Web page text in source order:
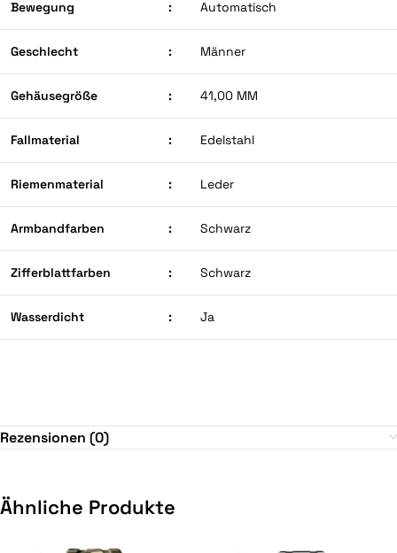
Bewegung : Automatisch
Geschlecht : Männer
Gehäusegröße : 41,00 MM
Fallmaterial : Edelstahl
Riemenmaterial : Leder
Armbandfarben : Schwarz
Zifferblattfarben : Schwarz
Wasserdicht : Ja
Rezensionen (0)
Ähnliche Produkte